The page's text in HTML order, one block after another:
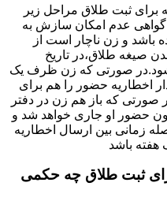
برای ثبت طلاق مراحل زیر
عدم امکان سازش به
و زن ناچار است از
صیغه طلاق،در تاریخ
صورتی که زن ظرف یک
اخطاریه حضور را هم برای
که باز هم زن در دفتر
حضور او جاری خواهد شد و
زمانی بین ارسال اخطاریه
هفته باشد
ثبت طلاق چه حکمی